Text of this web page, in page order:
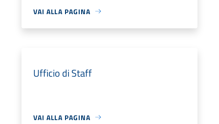
VAI ALLA PAGINA
Ufficio di Staff
VAI ALLA PAGINA